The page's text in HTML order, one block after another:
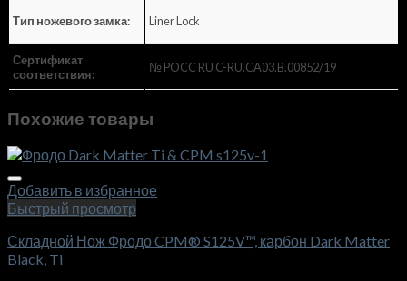
Тип ножевого замка: Liner Lock
Сертификат
соответствия:
№ POCC RU C-RU.CA03.B.00852/19
Похожие товары
Добавить в избранное
Быстрый просмотр
Складной Нож Фродо CPM® S125V™, карбон Dark Matter
Black, Ti